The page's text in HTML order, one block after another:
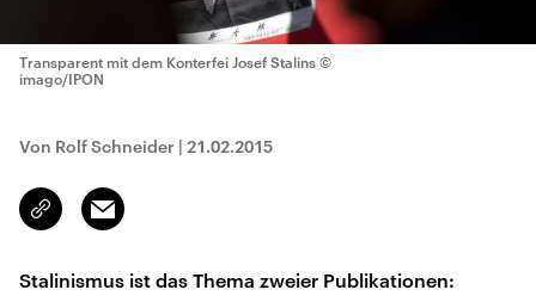
Transparent mit dem Konterfei Josef Stalins ©
imago/IPON
Von Rolf Schneider | 21.02.2015
Link
kopieren/teilen
Email
Stalinismus ist das Thema zweier Publikationen: